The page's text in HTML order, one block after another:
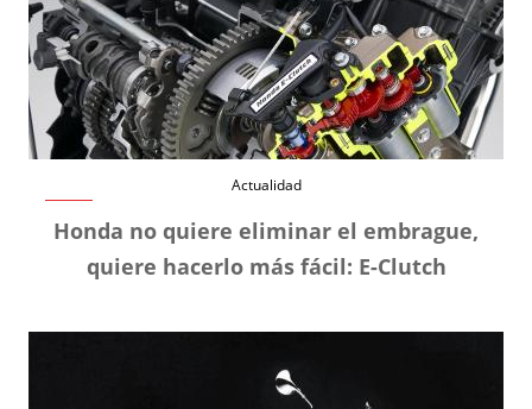
Actualidad
Honda no quiere eliminar el embrague,
quiere hacerlo más fácil: E-Clutch